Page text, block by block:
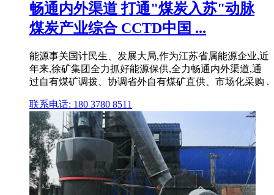
畅通内外渠道 打通"煤炭入苏"动脉
煤炭产业综合 CCTD中国 ...
能源事关国计民生、发展大局,作为江苏省属能源企业,近
年来,徐矿集团全力抓好能源保供,全力畅通内外渠道,通
过自有煤矿调拨、协调省外自有煤矿直供、市场化采购 .
联系电话: 180 3780 8511